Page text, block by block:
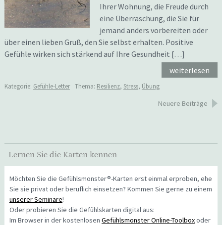
Ihrer Wohnung, die Freude durch
eine Überraschung, die Sie für
jemand anders vorbereiten oder
über einen lieben Gruß, den Sie selbst erhalten. Positive
Gefühle wirken sich stärkend auf Ihre Gesundheit […]
weiterlesen
Kategorie: Gefühle-Letter Thema: Resilienz, Stress, Übung
Neuere Beiträge
Lernen Sie die Karten kennen
Möchten Sie die Gefühlsmonster®-Karten erst einmal erproben, ehe
Sie sie privat oder beruflich einsetzen? Kommen Sie gerne zu einem
unserer Seminare!
Oder probieren Sie die Gefühlskarten digital aus:
Im Browser in der kostenlosen Gefühlsmonster Online-Toolboxoder